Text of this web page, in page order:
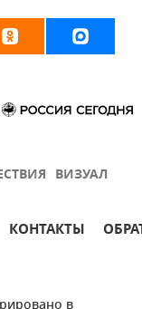
ВИЗУАЛ
КОНТАКТЫ